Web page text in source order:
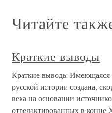
Читайте
Краткие выводы
Краткие выводы Имеющаяся
русской истории создана,
века на основании
отредактированных в